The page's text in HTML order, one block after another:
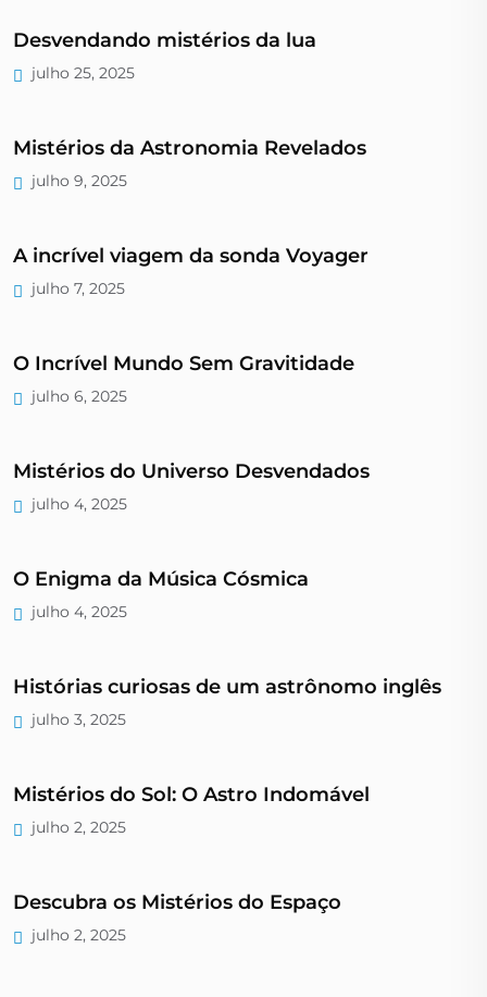
Desvendando mistérios da lua
julho 25, 2025
Mistérios da Astronomia Revelados
julho 9, 2025
A incrível viagem da sonda Voyager
julho 7, 2025
O Incrível Mundo Sem Gravitidade
julho 6, 2025
Mistérios do Universo Desvendados
julho 4, 2025
O Enigma da Música Cósmica
julho 4, 2025
Histórias curiosas de um astrônomo inglês
julho 3, 2025
Mistérios do Sol: O Astro Indomável
julho 2, 2025
Descubra os Mistérios do Espaço
julho 2, 2025